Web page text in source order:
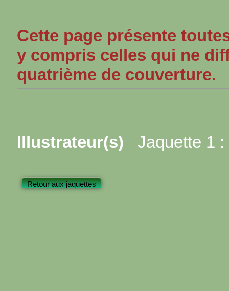
Cette page présente
y compris celles qui ne
quatrième de couverture.
Illustrateur(s) Jaquette 1 :
Retour aux jaquettes